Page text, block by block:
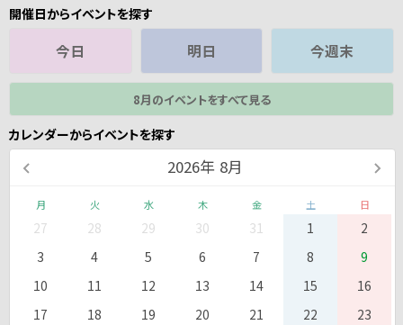
開催日からイベントを探す
今日 明日 今週末
8月のイベントをすべて見る
カレンダーからイベントを探す
2026年 8月
月 火 水 木 金 土 日
27 28 29 30 31 1
2
3
4 5 6 7 8
9
10
11 12 13 14 15
16
17
18 19 20 21 22
23